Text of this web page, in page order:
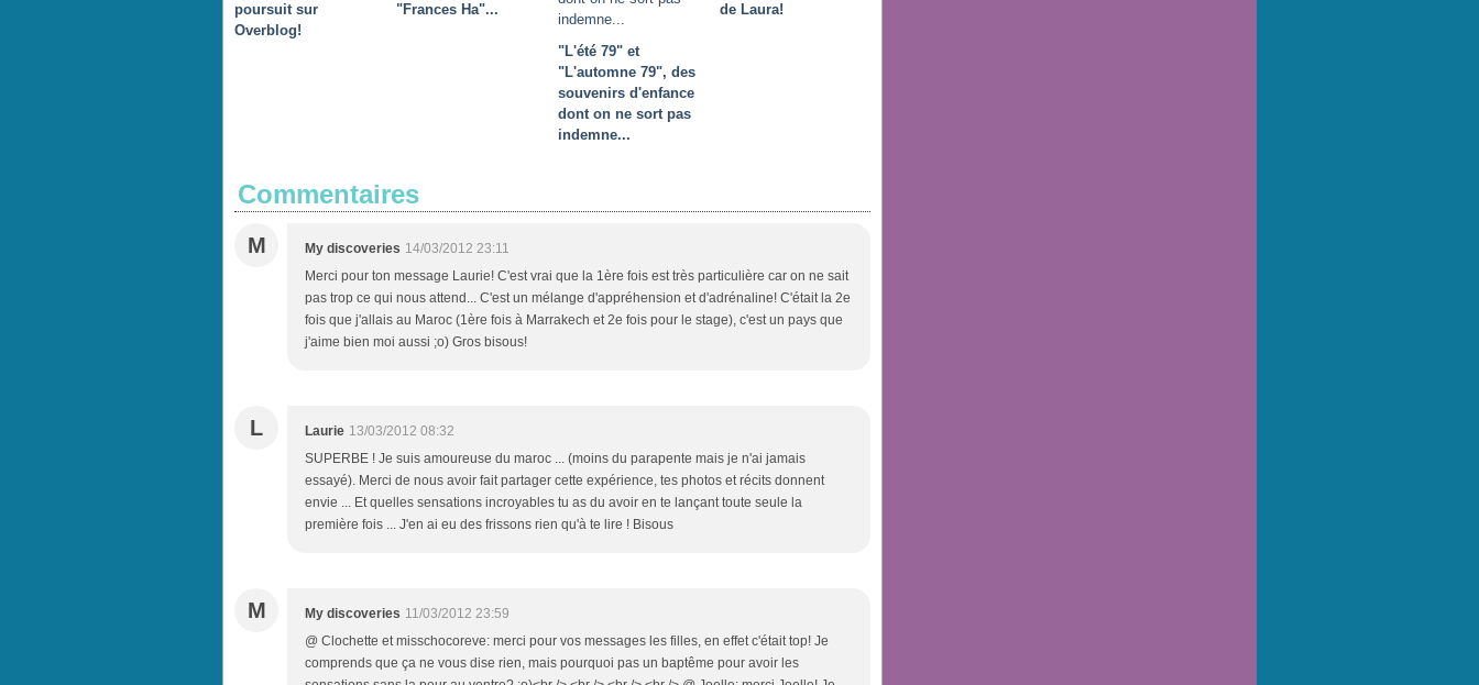
poursuit sur
Overblog!
"Frances Ha"...
"L'été 79" et
"L'automne 79", des
souvenirs d'enfance
dont on ne sort pas
indemne...
de Laura!
Commentaires
M My discoveries 14/03/2012 23:11
Merci pour ton message Laurie! C'est vrai que la 1ère fois est très particulière car on ne sait
pas trop ce qui nous attend... C'est un mélange d'appréhension et d'adrénaline! C'était la 2e
fois que j'allais au Maroc (1ère fois à Marrakech et 2e fois pour le stage), c'est un pays que
j'aime bien moi aussi ;o) Gros bisous!
L Laurie 13/03/2012 08:32
SUPERBE ! Je suis amoureuse du maroc ... (moins du parapente mais je n'ai jamais
essayé). Merci de nous avoir fait partager cette expérience, tes photos et récits donnent
envie ... Et quelles sensations incroyables tu as du avoir en te lançant toute seule la
première fois ... J'en ai eu des frissons rien qu'à te lire ! Bisous
M My discoveries 11/03/2012 23:59
@ Clochette et misschocoreve: merci pour vos messages les filles, en effet c'était top! Je
comprends que ça ne vous dise rien, mais pourquoi pas un baptême pour avoir les